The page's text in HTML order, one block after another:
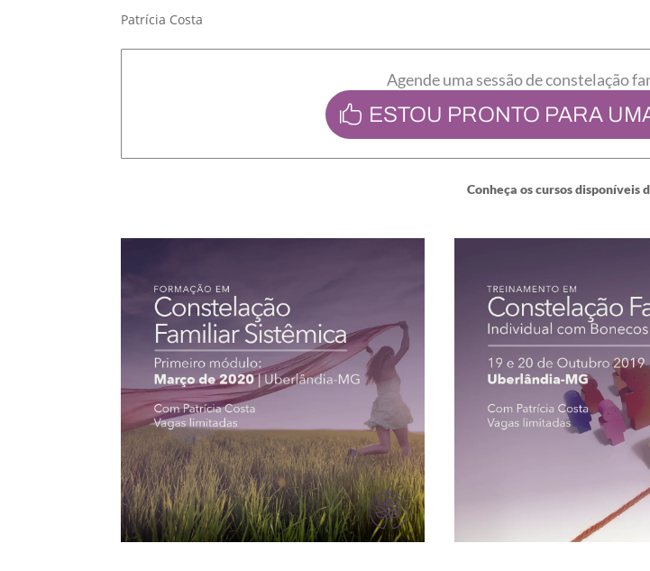
Patrícia Costa
Agende uma sessão de constelação
ESTOU PRONTO PARA
Conheça os cursos disponíveis